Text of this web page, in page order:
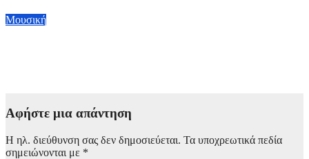
Μουσική
Αφήστε μια απάντηση
Η ηλ. διεύθυνση σας δεν δημοσιεύεται. Τα υποχρεωτικά πεδία
σημειώνονται με *